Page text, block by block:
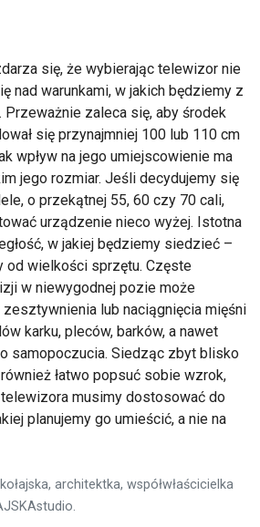
się, że wybierając telewizor nie
nad warunkami, w jakich będziemy z
zaleca się, aby środek
się przynajmniej 100 lub 110 cm
wpływ na jego umiejscowienie ma
jego rozmiar. Jeśli decydujemy się
o przekątnej 55, 60 czy 70 cali,
urządzenie nieco wyżej. Istotna
w jakiej będziemy siedzieć –
od wielkości sprzętu. Częste
w niewygodnej pozie może
lub naciągnięcia mięśni
karku, pleców, barków, a nawet
samopoczucia. Siedząc zbyt blisko
łatwo popsuć sobie wzrok,
musimy dostosować do
planujemy go umieścić, a nie na
architektka, współwłaścicielka